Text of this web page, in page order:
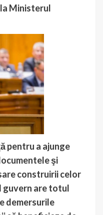
Ministerul
pentru a ajunge
şi
construirii celor
guvern are totul
demersurile